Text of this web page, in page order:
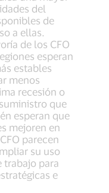
del
de
a ellas.
de los CFO
esperan
estables
menos
recesión o
que
esperan que
mejoren en
parecen
su uso
trabajo para
e